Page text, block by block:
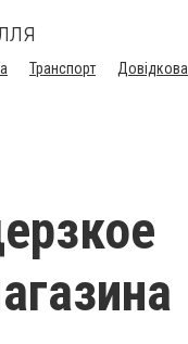
Транспорт Довідкова